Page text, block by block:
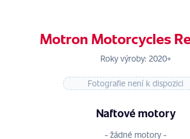
Motron Motorcycles
Roky výroby: 2020+
Fotografie není k dispozici
Naftové motory
- žádné motory -